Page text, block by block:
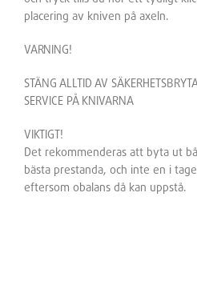
placering av kniven på axeln.
VARNING!
STÄNG ALLTID AV
SERVICE PÅ KNIVARNA
VIKTIGT!
Det rekommenderas att byta ut
bästa prestanda, och inte en i
eftersom obalans då kan uppstå.